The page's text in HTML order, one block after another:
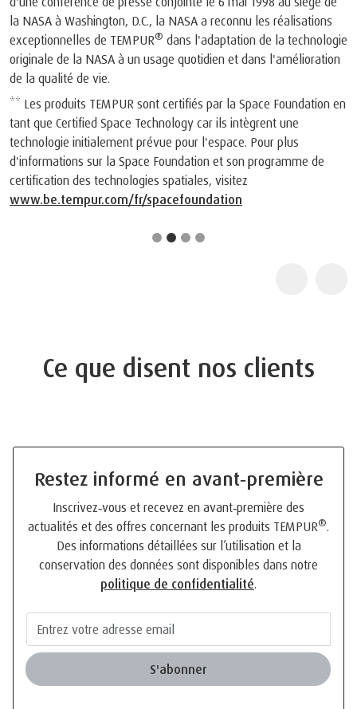
la NASA à Washington, D.C., la NASA a reconnu les réalisations
exceptionnelles de TEMPUR® dans l'adaptation de la technologie
originale de la NASA à un usage quotidien et dans l'amélioration
de la qualité de vie.
** Les produits TEMPUR sont certifiés par la Space Foundation en
tant que Certified Space Technology car ils intègrent une
technologie initialement prévue pour l'espace. Pour plus
d'informations sur la Space Foundation et son programme de
certification des technologies spatiales, visitez
www.be.tempur.com/fr/spacefoundation
Ce que disent nos clients
Restez informé en avant‑première
Inscrivez‑vous et recevez en avant‑première des
actualités et des offres concernant les produits TEMPUR®.
Des informations détaillées sur l’utilisation et la
conservation des données sont disponibles dans notre
politique de confidentialité.
S'abonner